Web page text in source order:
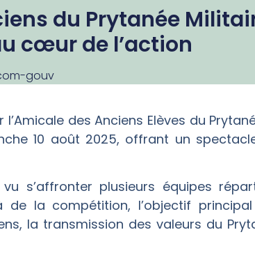
du Prytanée
cœur de l’action
gouv
des Anciens Elèves du
10 août 2025, offrant un
vu s’affronter plusieurs équipes
de la compétition, l’objectif
la transmission des valeurs du